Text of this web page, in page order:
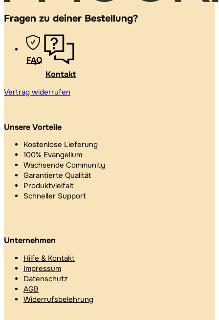
Fragen zu deiner Bestellung?
FAQ
Kontakt
Vertrag widerrufen
Unsere Vorteile
Kostenlose Lieferung
100% Evangelium
Wachsende Community
Garantierte Qualität
Produktvielfalt
Schneller Support
Unternehmen
Hilfe & Kontakt
Impressum
Datenschutz
AGB
Widerrufsbelehrung